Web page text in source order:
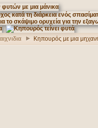
Κηπουρός με μια